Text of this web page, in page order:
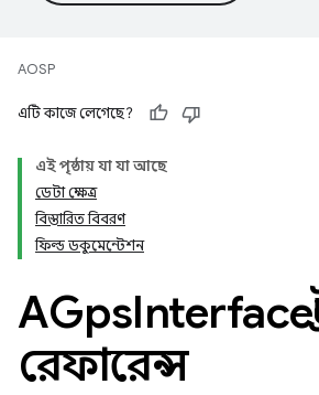
AOSP
এটি কাজে লেগেছে?
এই পৃষ্ঠায় যা যা আছে
ডেটা ক্ষেত্র
বিস্তারিত বিবরণ
ফিল্ড ডকুমেন্টেশন
AGpsInterface
রেফারেন্স